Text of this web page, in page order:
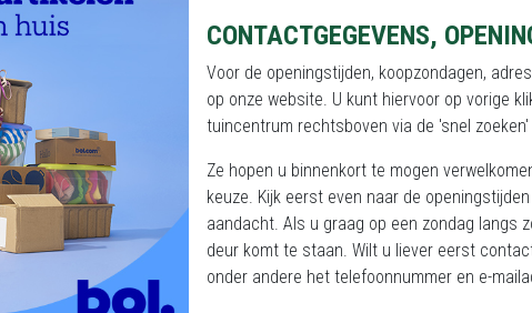
CONTACTGEGEVENS,
Voor de openingstijden, koopzondagen,
op onze website. U kunt hiervoor op vorige
tuincentrum rechtsboven via de 'snel zoeken'
Ze hopen u binnenkort te mogen
keuze. Kijk eerst even naar de
aandacht. Als u graag op een zondag langs
deur komt te staan. Wilt u liever eerst
onder andere het telefoonnummer en e-